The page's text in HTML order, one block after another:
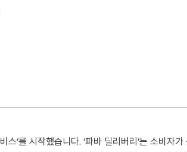
’를 시작했습니다. ‘파바 딜리버리’는 소비자